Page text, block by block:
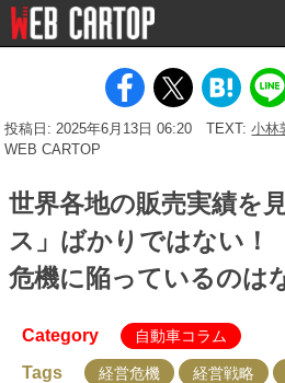
投稿日: 2025年6月13日 06:20 TEXT:小林
WEB CARTOP
世界各地の販売実績を
ス」ばかりではない
危機に陥っているのは
Category 自動車コラム
Tags 経営危機 経営戦略